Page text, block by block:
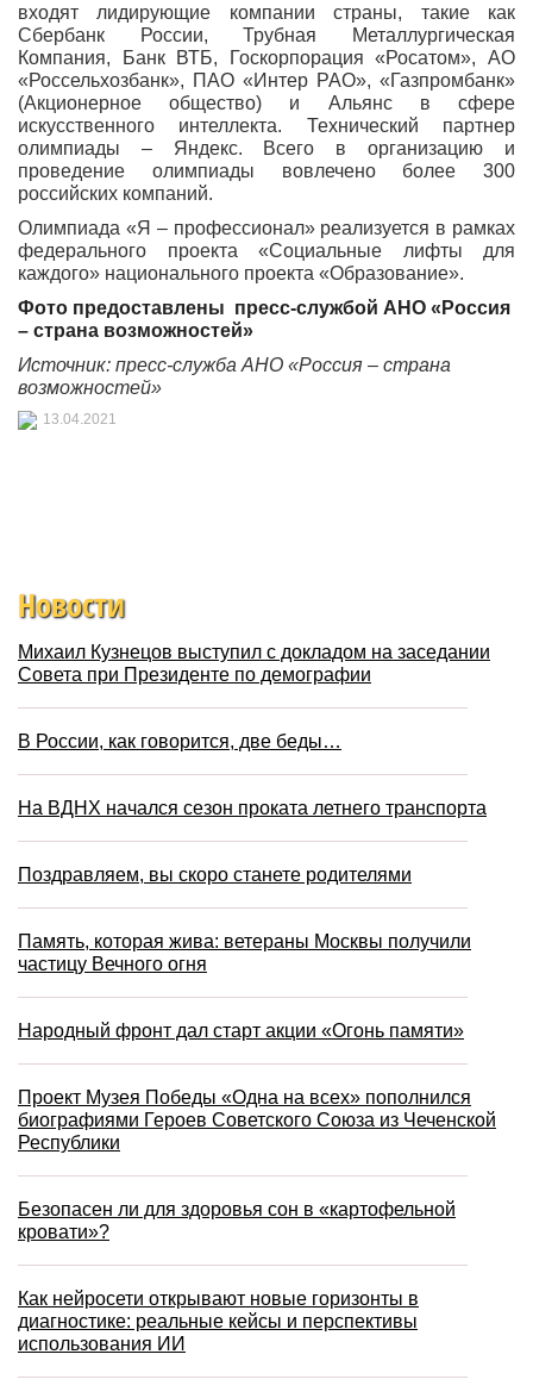
входят лидирующие компании страны, такие как
Сбербанк России, Трубная Металлургическая
Компания, Банк ВТБ, Госкорпорация «Росатом», АО
«Россельхозбанк», ПАО «Интер РАО», «Газпромбанк»
(Акционерное общество) и Альянс в сфере
искусственного интеллекта. Технический партнер
олимпиады – Яндекс. Всего в организацию и
проведение олимпиады вовлечено более 300
российских компаний.
Олимпиада «Я – профессионал» реализуется в рамках
федерального проекта «Социальные лифты для
каждого» национального проекта «Образование».
Фото предоставлены пресс-службой АНО «Россия
– страна возможностей»
Источник: пресс-служба АНО «Россия – страна
возможностей»
13.04.2021
Новости
Михаил Кузнецов выступил с докладом на заседании
Совета при Президенте по демографии
В России, как говорится, две беды…
На ВДНХ начался сезон проката летнего транспорта
Поздравляем, вы скоро станете родителями
Память, которая жива: ветераны Москвы получили
частицу Вечного огня
Народный фронт дал старт акции «Огонь памяти»
Проект Музея Победы «Одна на всех» пополнился
биографиями Героев Советского Союза из Чеченской
Республики
Безопасен ли для здоровья сон в «картофельной
кровати»?
Как нейросети открывают новые горизонты в
диагностике: реальные кейсы и перспективы
использования ИИ